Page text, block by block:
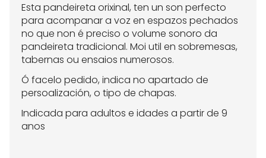
Esta pandeireta orixinal, ten un son perfecto
para acompanar a voz en espazos pechados
no que non é preciso o volume sonoro da
pandeireta tradicional. Moi util en sobremesas,
tabernas ou ensaios numerosos.
Ó facelo pedido, indica no apartado de
persoalización, o tipo de chapas.
Indicada para adultos e idades a partir de 9
anos